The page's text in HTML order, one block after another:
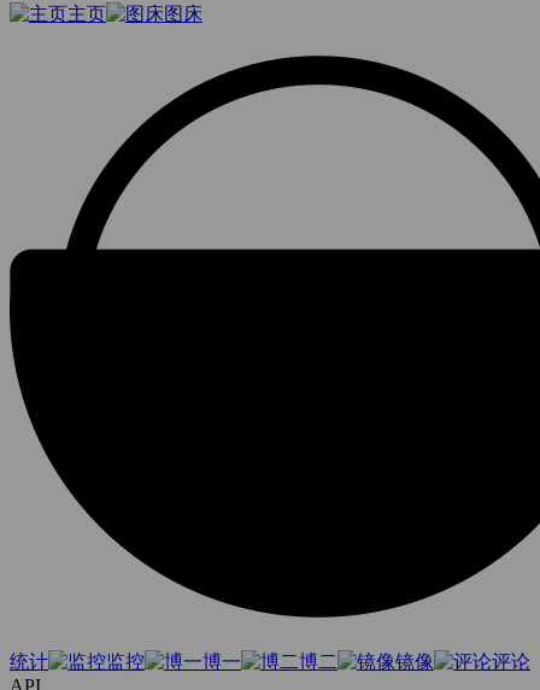
主页
图床
统计 监控 博一 博二 镜像
评论
API